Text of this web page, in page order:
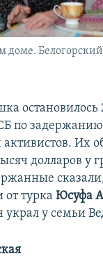
доме.
остановилось
по задержанию
Их
долларов у
от турка Юсуфа
украл у семьи